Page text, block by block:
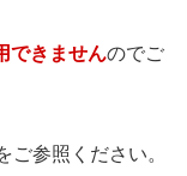
できませんのでご
ご参照ください。